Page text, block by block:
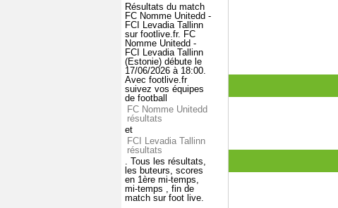
Résultats du match
FC Nomme Unitedd -
FCI Levadia Tallinn
sur footlive.fr. FC
Nomme Unitedd -
FCI Levadia Tallinn
(Estonie) débute le
17/06/2026 à 18:00.
Avec footlive.fr
suivez vos équipes
de football
FC Nomme Unitedd
résultats
et
FCI Levadia Tallinn
résultats
. Tous les résultats,
les buteurs, scores
en 1ère mi-temps,
mi-temps , fin de
match sur foot live.